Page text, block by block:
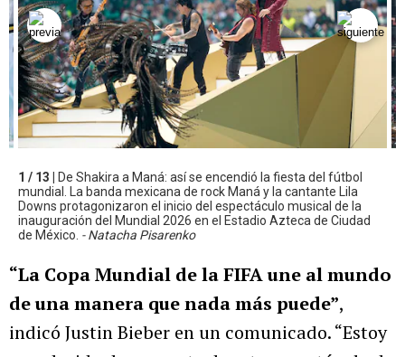
1 / 13 |
De Shakira a Maná: así se encendió la fiesta del fútbol
mundial. La banda mexicana de rock Maná y la cantante Lila
Downs protagonizaron el inicio del espectáculo musical de la
inauguración del Mundial 2026 en el Estadio Azteca de Ciudad
de México. - Natacha Pisarenko
“La Copa Mundial de la FIFA une al mundo
de una manera que nada más puede”,
indicó Justin Bieber en un comunicado. “Estoy